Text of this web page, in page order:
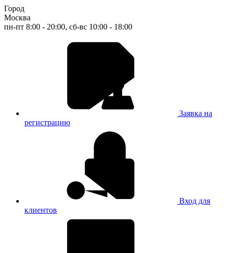
Город
Москва
пн-пт 8:00 - 20:00, сб-вс 10:00 - 18:00
Заявка на
регистрацию
Вход для
клиентов